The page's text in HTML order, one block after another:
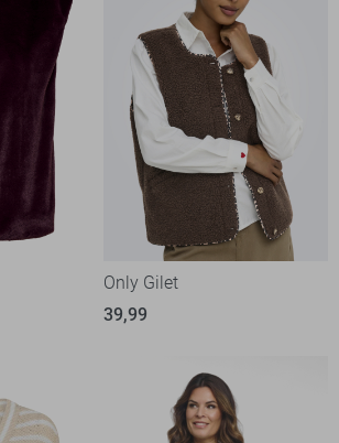
Only Gilet
39,99